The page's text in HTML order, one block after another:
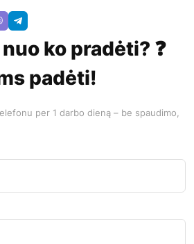
ko pradėti? ❓
padėti!
per 1 darbo dieną – be spaudimo,